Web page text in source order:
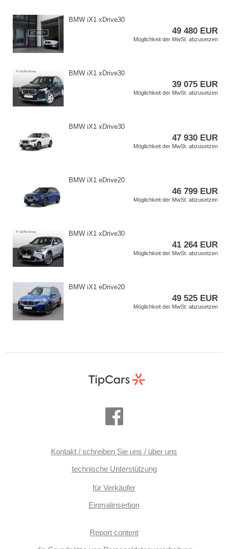
BMW iX1 xDrive30
49 480 EUR
Möglichkeit der MwSt. abzusetzen
BMW iX1 xDrive30
39 075 EUR
Möglichkeit der MwSt. abzusetzen
BMW iX1 xDrive30
47 930 EUR
Möglichkeit der MwSt. abzusetzen
BMW iX1 eDrive20
46 799 EUR
Möglichkeit der MwSt. abzusetzen
BMW iX1 xDrive30
41 264 EUR
Möglichkeit der MwSt. abzusetzen
BMW iX1 eDrive20
49 525 EUR
Möglichkeit der MwSt. abzusetzen
Kontakt / schreiben Sie uns / über uns
technische Unterstützung
für Verkäufer
Einmalinsertion
Report content